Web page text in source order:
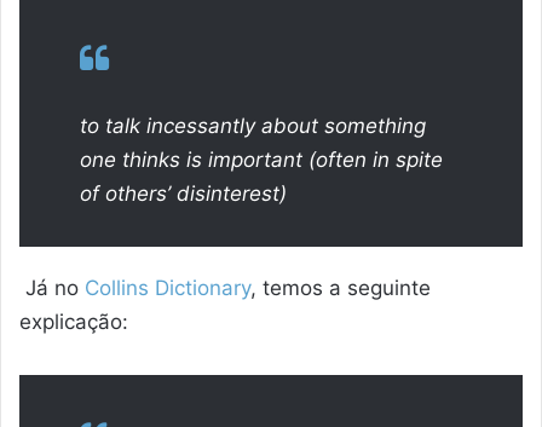
to talk incessantly about something
one thinks is important (often in spite
of others’ disinterest)
Já no Collins Dictionary, temos a seguinte
explicação: